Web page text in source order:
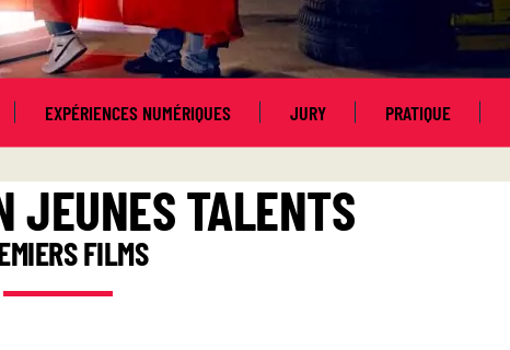
EXPÉRIENCES NUMÉRIQUES JURY PRATIQUE
JEUNES TALENTS
FILMS